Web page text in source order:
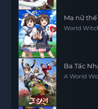
Ma nữ
World
Ba Tấc
A World